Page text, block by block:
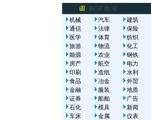
翻 译 领 域
机械
汽车
建筑
通信
法律
保险
医学
体育
纺织
旅游
物流
化工
能源
农业
钢铁
房产
航空
电力
印刷
造纸
水利
食品
冶金
外贸
金融
服装
地质
证券
船舶
广告
石化
模具
新闻
车床
金属
仪表